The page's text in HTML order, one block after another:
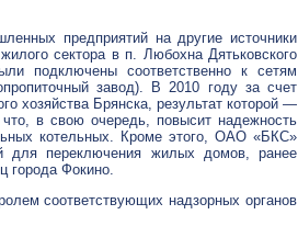
предприятий на другие источники
сектора в п. Любохна Дятьковского
подключены соответственно к сетям
завод). В 2010 году за счет
хозяйства Брянска, результат которой —
в свою очередь, повысит надежность
котельных. Кроме этого, ОАО «БКС»
для переключения жилых домов, ранее
города Фокино.
соответствующих надзорных органов